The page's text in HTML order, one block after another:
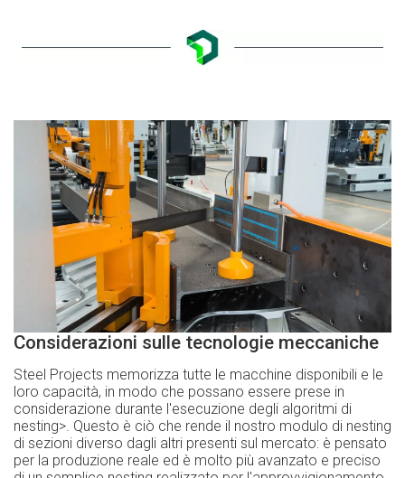
Considerazioni sulle tecnologie meccaniche
Steel Projects memorizza tutte le macchine disponibili e le
loro capacità, in modo che possano essere prese in
considerazione durante l'esecuzione degli algoritmi di
nesting>. Questo è ciò che rende il nostro modulo di nesting
di sezioni diverso dagli altri presenti sul mercato: è pensato
per la produzione reale ed è molto più avanzato e preciso